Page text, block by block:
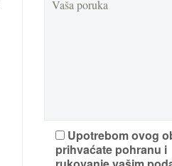
Upotrebom ovog
prihvaćate pohranu i